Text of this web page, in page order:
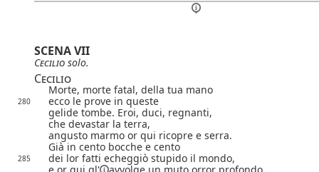
SCENA VII
Cecilio solo.
Cecilio
Morte, morte fatal, della tua mano
280
ecco le prove in queste
gelide tombe. Eroi, duci, regnanti,
che devastar la terra,
angusto marmo or qui ricopre e serra.
Già in cento bocche e cento
285
dei lor fatti echeggiò stupido il mondo,